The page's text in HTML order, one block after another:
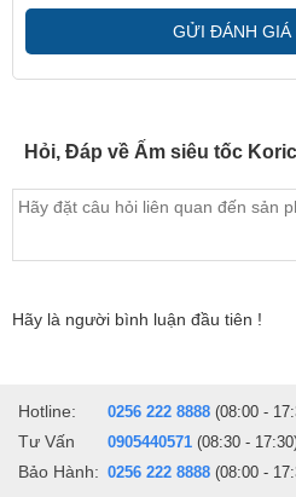
GỬI ĐÁNH GIÁ
Hỏi, Đáp về Ấm siêu tốc
Hãy là người bình luận đầu tiên !
Hotline: 0256 222 8888 (08:00 -
Tư Vấn 0905440571 (08:30 -
Bảo Hành: 0256 222 8888 (08:00 -